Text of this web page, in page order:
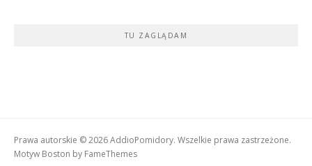
TU ZAGLĄDAM
Prawa autorskie © 2026 AddioPomidory. Wszelkie prawa zastrzeżone.
Motyw Boston by FameThemes